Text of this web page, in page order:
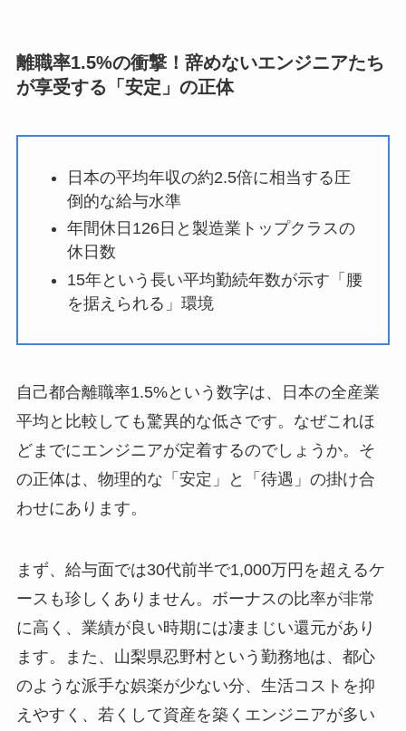
離職率1.5%の衝撃！辞めないエンジニアたち
が享受する「安定」の正体
日本の平均年収の約2.5倍に相当する圧
倒的な給与水準
年間休日126日と製造業トップクラスの
休日数
15年という長い平均勤続年数が示す「腰
を据えられる」環境
自己都合離職率1.5%という数字は、日本の全産業
平均と比較しても驚異的な低さです。なぜこれほ
どまでにエンジニアが定着するのでしょうか。そ
の正体は、物理的な「安定」と「待遇」の掛け合
わせにあります。
まず、給与面では30代前半で1,000万円を超えるケ
ースも珍しくありません。ボーナスの比率が非常
に高く、業績が良い時期には凄まじい還元があり
ます。また、山梨県忍野村という勤務地は、都心
のような派手な娯楽が少ない分、生活コストを抑
えやすく、若くして資産を築くエンジニアが多い